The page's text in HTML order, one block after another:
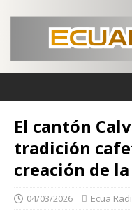
El cantón
tradición
creación de
04/03/2026 Ecua